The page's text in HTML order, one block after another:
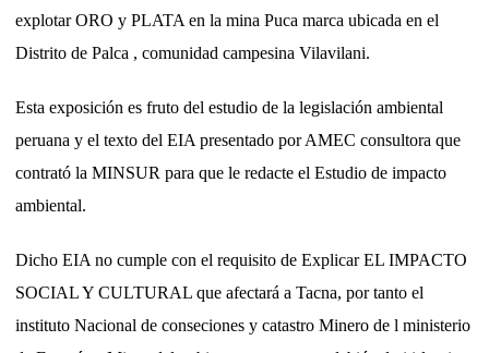
explotar ORO y PLATA en la mina Puca marca ubicada en el
Distrito de Palca , comunidad campesina Vilavilani.
Esta exposición es fruto del estudio de la legislación ambiental
peruana y el texto del EIA presentado por AMEC consultora que
contrató la MINSUR para que le redacte el Estudio de impacto
ambiental.
Dicho EIA no cumple con el requisito de Explicar EL IMPACTO
SOCIAL Y CULTURAL que afectará a Tacna, por tanto el
instituto Nacional de conseciones y catastro Minero de l ministerio